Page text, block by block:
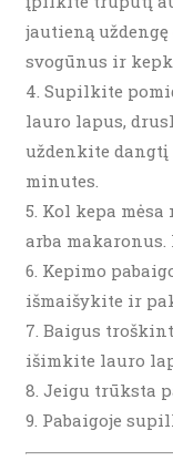
jautieną
svogūnus ir
Supilkite
lauro lapus,
uždenkite
minutes.
Kol kepa
arba
Kepimo
išmaišykite ir
Baigus
išimkite lauro
Jeigu trūksta
Pabaigoje